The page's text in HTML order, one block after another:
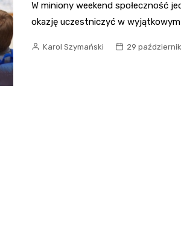
W miniony weekend społeczność
okazję uczestniczyć w
Karol Szymański 29